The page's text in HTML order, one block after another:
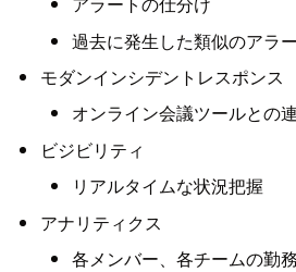
過去に発生した類似のアラ
モダンインシデントレスポンス
オンライン会議ツールとの
ビジビリティ
リアルタイムな状況把握
アナリティクス
各メンバー、各チームの勤